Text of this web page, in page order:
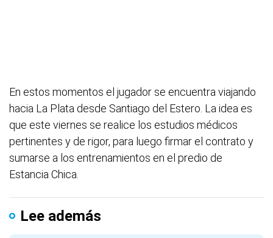
En estos momentos el jugador se encuentra viajando
hacia La Plata desde Santiago del Estero. La idea es
que este viernes se realice los estudios médicos
pertinentes y de rigor, para luego firmar el contrato y
sumarse a los entrenamientos en el predio de
Estancia Chica.
Lee además